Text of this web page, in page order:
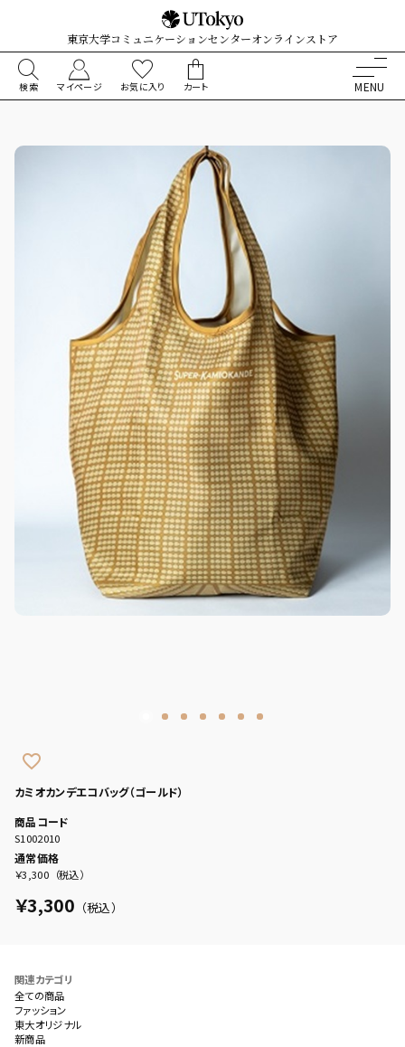
東京大学コミュニケーションセンターオンラインストア
検索 マイページ お気に入り カート
favorite_border
カミオカンデエコバッグ（ゴールド）
商品コード
S1002010
通常価格
￥3,300 （税込）
￥3,300 （税込）
関連カテゴリ
全ての商品
ファッション
東大オリジナル
新商品